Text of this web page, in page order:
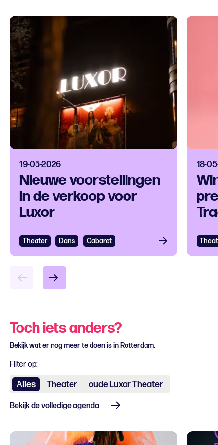
19-05-2026
Nieuwe voorstellingen
in de verkoop voor
Luxor
Theater Dans Cabaret
18-
Bekijken
Toch iets anders?
Bekijk wat er nog meer te doen is in Rotterdam.
Filter op:
Alles Theater oude Luxor Theater
Bekijk de volledige agenda